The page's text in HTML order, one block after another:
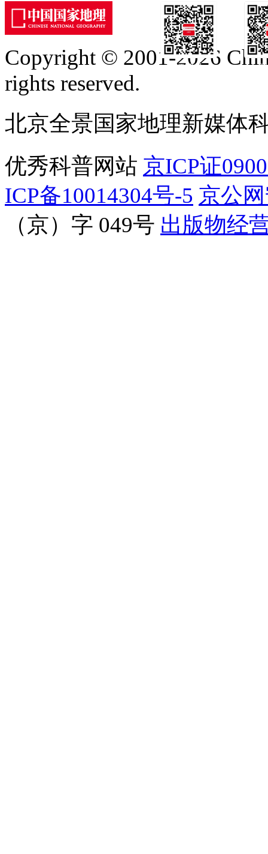
订阅号
Copyright © 2001-2026
rights reserved.
北京全景国家地理新媒体
优秀科普网站 京ICP证
ICP备10014304号-5 京公
（京）字 049号 出版物经